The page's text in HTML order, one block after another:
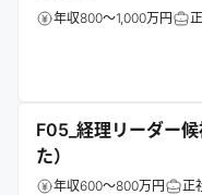
年収800～1,000万円
F05_経理リーダー
た）
年収600～800万円 正